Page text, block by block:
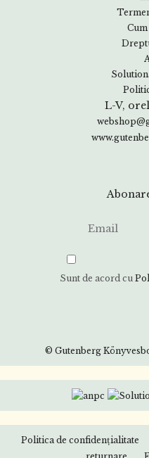
Cum
L-V,
Sunt de acord cu
© Gutenberg
Politica de confidenţialitate